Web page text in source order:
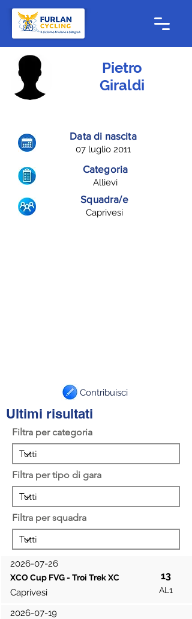
Pietro
Giraldi
Data di nascita
07 luglio 2011
Categoria
Allievi
Squadra/e
Caprivesi
Contribuisci
Ultimi risultati
Filtra per categoria
Filtra per tipo di gara
Filtra per squadra
2026-07-26
XCO Cup FVG - Troi Trek XC 13
Caprivesi AL1
2026-07-19